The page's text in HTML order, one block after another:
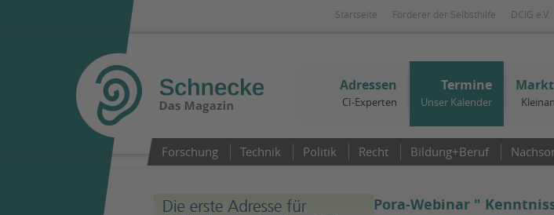
Startseite Förderer der Selbsthilfe DCIG e.V.
Adressen
CI-Experten
Termine
Unser Kalender
Forschung Technik Politik Recht Bildung+Beruf
Pora-Webinar "